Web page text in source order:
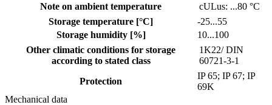
Note on ambient temperature
cULus: ...80 °C
Storage temperature [°C]
-25...55
Storage humidity [%]
10...100
Other climatic conditions for storage
according to stated class
1K22/ DIN
60721-3-1
Protection
IP 65; IP 67; IP
69K
Mechanical data